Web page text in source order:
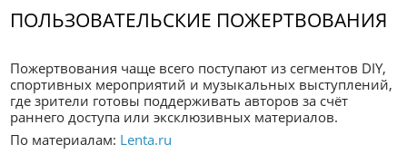
ПОЛЬЗОВАТЕЛЬСКИЕ ПОЖЕРТВОВАНИЯ
Пожертвования чаще всего поступают из сегментов DIY,
спортивных мероприятий и музыкальных выступлений,
где зрители готовы поддерживать авторов за счёт
раннего доступа или эксклюзивных материалов.
По материалам: Lenta.ru